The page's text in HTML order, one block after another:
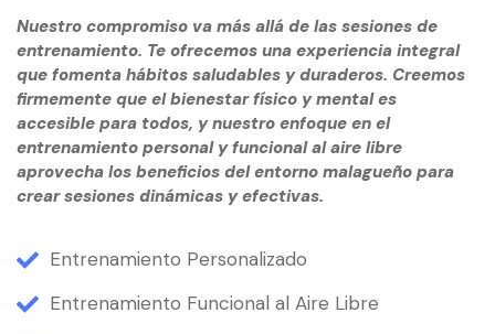
Nuestro compromiso va más allá de las sesiones de
entrenamiento. Te ofrecemos una experiencia integral
que fomenta hábitos saludables y duraderos. Creemos
firmemente que el bienestar físico y mental es
accesible para todos, y nuestro enfoque en el
entrenamiento personal y funcional al aire libre
aprovecha los beneficios del entorno malagueño para
crear sesiones dinámicas y efectivas.
Entrenamiento Personalizado
Entrenamiento Funcional al Aire Libre